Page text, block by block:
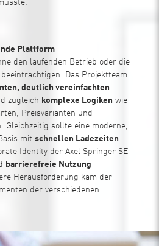
Plattform
den laufenden Betrieb oder die
Das Projektteam
deutlich vereinfachten
zugleich komplexe Logiken wie
Preisvarianten und
Gleichzeitig sollte eine moderne,
mitschnellen Ladezeiten
Identity der Axel Springer SE
barrierefreie Nutzung
Herausforderung kam der
der verschiedenen